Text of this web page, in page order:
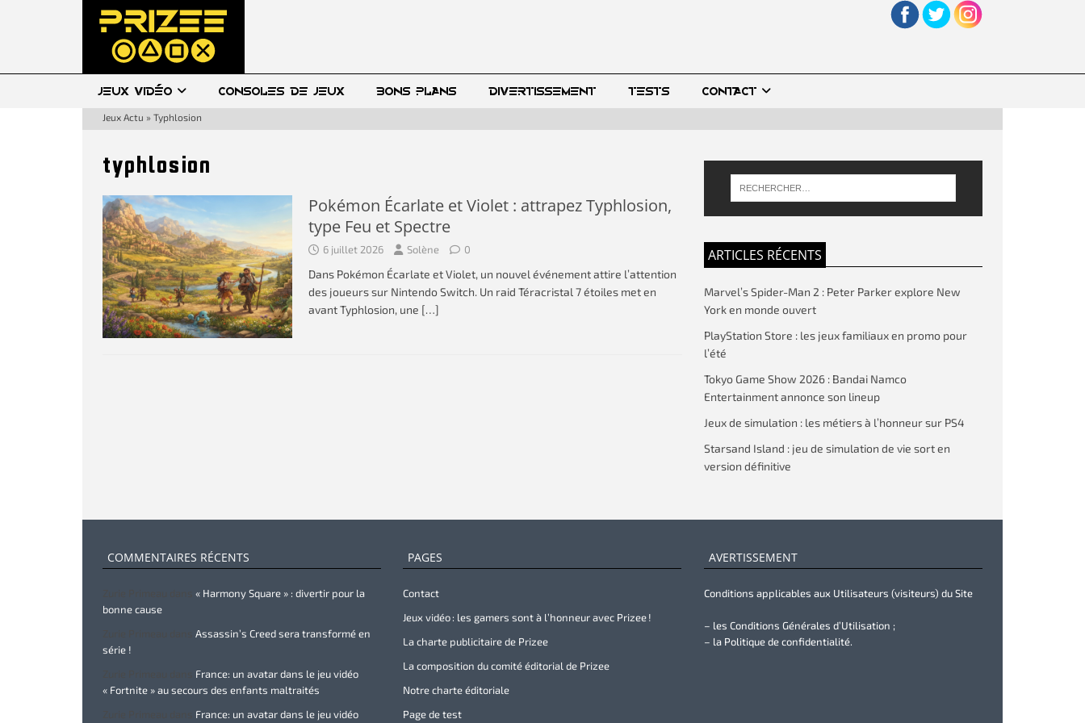
JEUX VIDÉO CONSOLES DE JEUX BONS PLANS DIVERTISSEMENT TESTS CONTACT
Jeux Actu » Typhlosion
typhlosion
Pokémon Écarlate et Violet : attrapez Typhlosion,
type Feu et Spectre
6 juillet 2026 Solène 0
Dans Pokémon Écarlate et Violet, un nouvel événement attire l’attention
des joueurs sur Nintendo Switch. Un raid Téracristal 7 étoiles met en
avant Typhlosion, une […]
ARTICLES RÉCENTS
Marvel’s Spider-Man 2 : Peter Parker explore New
York en monde ouvert
PlayStation Store : les jeux familiaux en promo pour
l’été
Tokyo Game Show 2026 : Bandai Namco
Entertainment annonce son lineup
Jeux de simulation : les métiers à l’honneur sur PS4
Starsand Island : jeu de simulation de vie sort en
version définitive
COMMENTAIRES RÉCENTS
« Harmony Square » : divertir pour la
bonne cause
Assassin’s Creed sera transformé en
série !
France: un avatar dans le jeu vidéo
« Fortnite » au secours des enfants maltraités
France: un avatar dans le jeu vidéo
PAGES
Contact
Jeux vidéo : les gamers sont à l’honneur avec Prizee !
La charte publicitaire de Prizee
La composition du comité éditorial de Prizee
Notre charte éditoriale
Page de test
AVERTISSEMENT
Conditions applicables aux Utilisateurs (visiteurs) du Site
– les Conditions Générales d’Utilisation ;
– la Politique de confidentialité.